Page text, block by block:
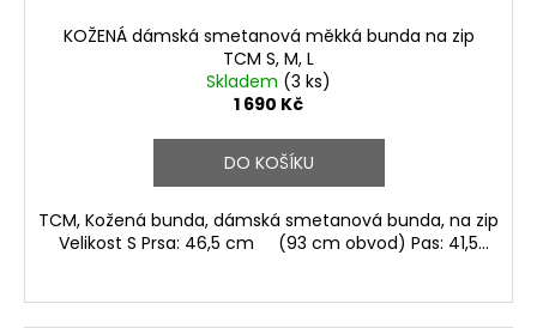
KOŽENÁ dámská smetanová měkká bunda na zip
TCM S, M, L
Skladem (3 ks)
1 690 Kč
DO KOŠÍKU
TCM, Kožená bunda, dámská smetanová bunda, na zip
Velikost S Prsa: 46,5 cm (93 cm obvod) Pas: 41,5...